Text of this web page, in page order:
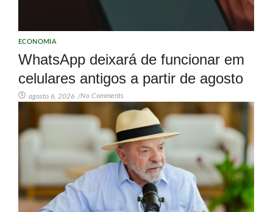
ECONOMIA
WhatsApp deixará de funcionar em
celulares antigos a partir de agosto
agosto 6, 2026 /No Comments